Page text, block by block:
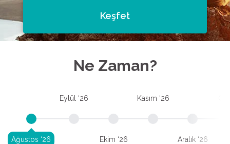
Keşfet
Ne Zaman?
Ağustos ‘26
Eylül ‘26
Ekim ‘26
Kasım ‘26
Aralık ‘26